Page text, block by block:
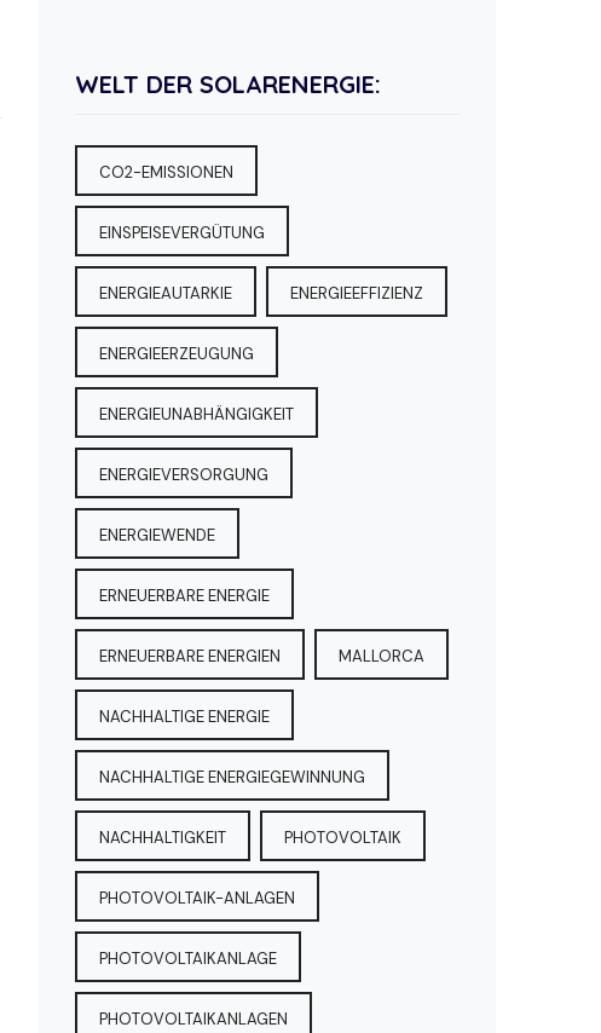
WELT DER SOLARENERGIE:
CO2-EMISSIONEN
EINSPEISEVERGÜTUNG
ENERGIEAUTARKIE ENERGIEEFFIZIENZ
ENERGIEERZEUGUNG
ENERGIEUNABHÄNGIGKEIT
ENERGIEVERSORGUNG
ENERGIEWENDE
ERNEUERBARE ENERGIE
ERNEUERBARE ENERGIEN MALLORCA
NACHHALTIGE ENERGIE
NACHHALTIGE ENERGIEGEWINNUNG
NACHHALTIGKEIT PHOTOVOLTAIK
PHOTOVOLTAIK-ANLAGEN
PHOTOVOLTAIKANLAGE
PHOTOVOLTAIKANLAGEN